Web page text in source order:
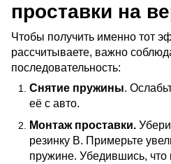
проставки на
Чтобы получить именно тот
рассчитываете, важно
последовательность:
Снятие пружины.
её с авто.
Монтаж проставки.
резинку В. Примерьте
пружине. Убедившись, что